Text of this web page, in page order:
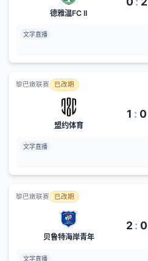
德雅温FC II
文字直播
黎巴嫩联赛 已改期
盟约体育
1 : 0
文字直播
黎巴嫩联赛 已改期
贝鲁特海岸青年
2 : 0
文字直播